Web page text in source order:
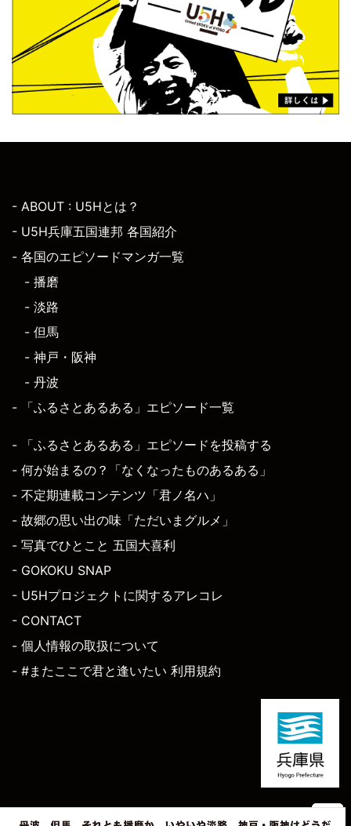
- ABOUT : U5Hとは？
- U5H兵庫五国連邦 各国紹介
- 各国のエピソードマンガ一覧
- 播磨
- 淡路
- 但馬
- 神戸・阪神
- 丹波
- 「ふるさとあるある」エピソード一覧
- 「ふるさとあるある」エピソードを投稿する
- 何が始まるの？「なくなったものあるある」
- 不定期連載コンテンツ「君ノ名ハ」
- 故郷の思い出の味「ただいまグルメ」
- 写真でひとこと 五国大喜利
- GOKOKU SNAP
- U5Hプロジェクトに関するアレコレ
- CONTACT
- 個人情報の取扱について
- #またここで君と逢いたい 利用規約